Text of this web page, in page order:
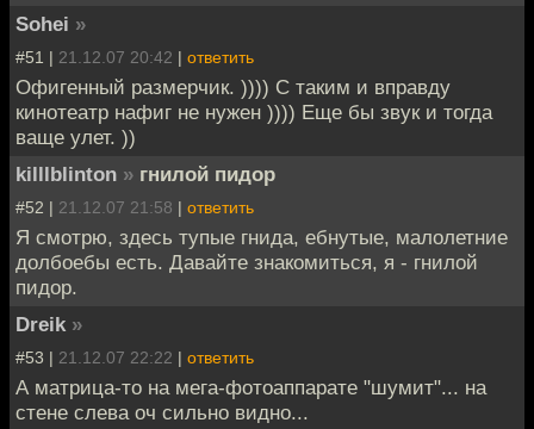
Sohei »
#51 | 21.12.07 20:42 | ответить
Офигенный размерчик. )))) С таким и вправду
кинотеатр нафиг не нужен )))) Еще бы звук и тогда
ваще улет. ))
killlblinton » гнилой пидор
#52 | 21.12.07 21:58 | ответить
Я смотрю, здесь тупые гнида, ебнутые, малолетние
долбоебы есть. Давайте знакомиться, я - гнилой
пидор.
Dreik »
#53 | 21.12.07 22:22 | ответить
А матрица-то на мега-фотоаппарате "шумит"... на
стене слева оч сильно видно...